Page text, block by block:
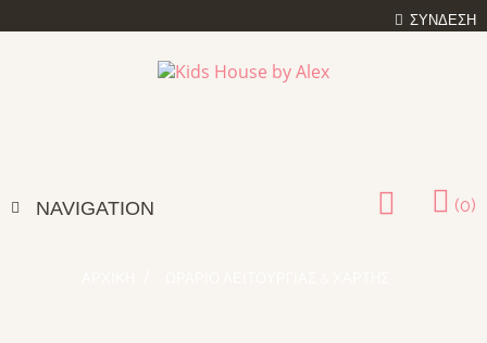
ΣΎΝΔΕΣΗ
(0)
NAVIGATION